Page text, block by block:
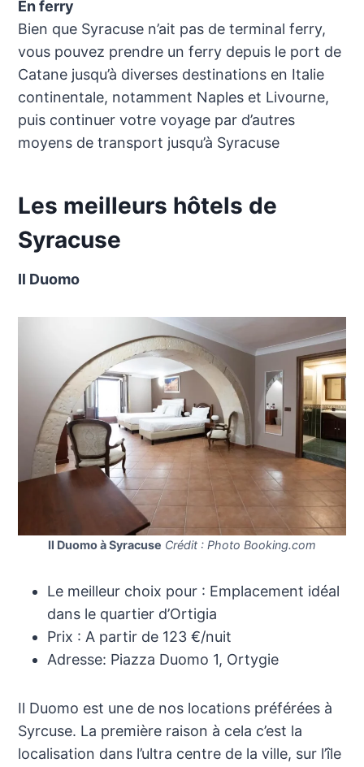
En ferry
Bien que Syracuse n’ait pas de terminal ferry,
vous pouvez prendre un ferry depuis le port de
Catane jusqu’à diverses destinations en Italie
continentale, notamment Naples et Livourne,
puis continuer votre voyage par d’autres
moyens de transport jusqu’à Syracuse
Les meilleurs hôtels de
Syracuse
Il Duomo
Il Duomo à Syracuse Crédit : Photo Booking.com
Le meilleur choix pour : Emplacement idéal
dans le quartier d’Ortigia
Prix : A partir de 123 €/nuit
Adresse: Piazza Duomo 1, Ortygie
Il Duomo est une de nos locations préférées à
Syrcuse. La première raison à cela c’est la
localisation dans l’ultra centre de la ville, sur l’île